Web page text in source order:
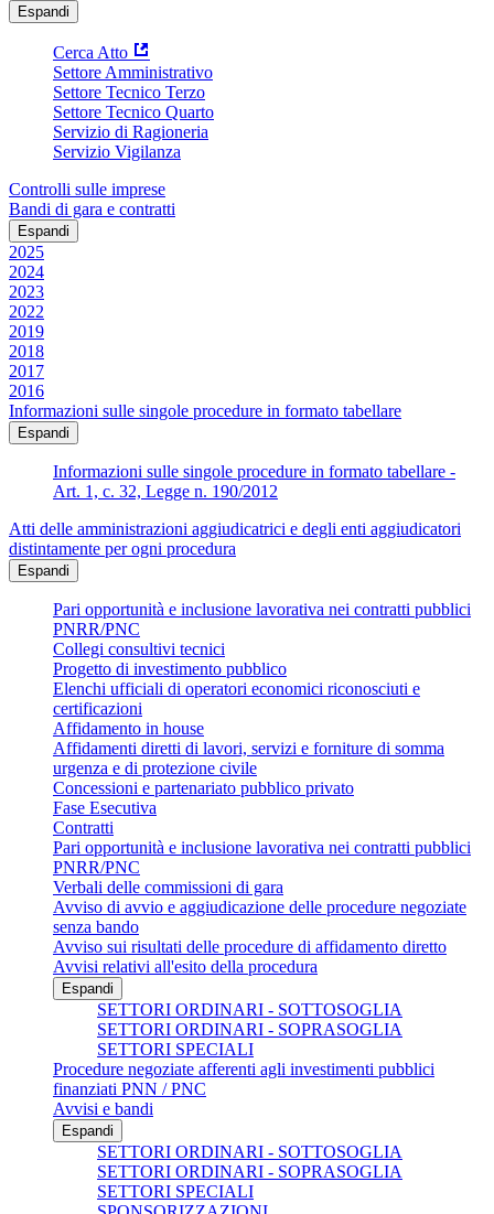
Espandi
Cerca Atto
Settore Amministrativo
Settore Tecnico Terzo
Settore Tecnico Quarto
Servizio di Ragioneria
Servizio Vigilanza
Controlli sulle imprese
Bandi di gara e contratti
Espandi
2025
2024
2023
2022
2019
2018
2017
2016
Informazioni sulle singole procedure in formato tabellare
Espandi
Informazioni sulle singole procedure in formato tabellare -
Art. 1, c. 32, Legge n. 190/2012
Atti delle amministrazioni aggiudicatrici e degli enti aggiudicatori
distintamente per ogni procedura
Espandi
Pari opportunità e inclusione lavorativa nei contratti pubblici
PNRR/PNC
Collegi consultivi tecnici
Progetto di investimento pubblico
Elenchi ufficiali di operatori economici riconosciuti e
certificazioni
Affidamento in house
Affidamenti diretti di lavori, servizi e forniture di somma
urgenza e di protezione civile
Concessioni e partenariato pubblico privato
Fase Esecutiva
Contratti
Pari opportunità e inclusione lavorativa nei contratti pubblici
PNRR/PNC
Verbali delle commissioni di gara
Avviso di avvio e aggiudicazione delle procedure negoziate
senza bando
Avviso sui risultati delle procedure di affidamento diretto
Avvisi relativi all'esito della procedura
Espandi
SETTORI ORDINARI - SOTTOSOGLIA
SETTORI ORDINARI - SOPRASOGLIA
SETTORI SPECIALI
Procedure negoziate afferenti agli investimenti pubblici
finanziati PNN / PNC
Avvisi e bandi
Espandi
SETTORI ORDINARI - SOTTOSOGLIA
SETTORI ORDINARI - SOPRASOGLIA
SETTORI SPECIALI